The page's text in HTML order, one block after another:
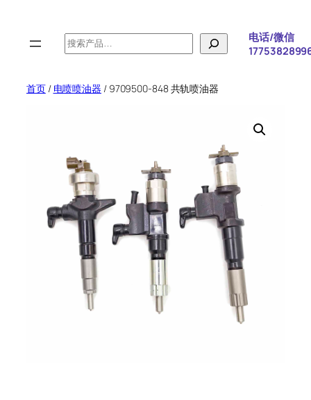
搜
索
电话/微信
首页/ 电喷喷油器 / 9709500-848 共轨喷油器